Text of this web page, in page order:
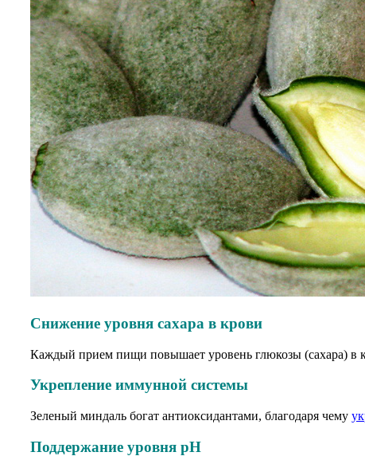
Снижение уровня сахара в крови
Каждый прием пищи повышает уровень глюкозы (сахара) в
Укрепление иммунной системы
Зеленый миндаль богат антиоксидантами, благодаря чему
Поддержание уровня pH